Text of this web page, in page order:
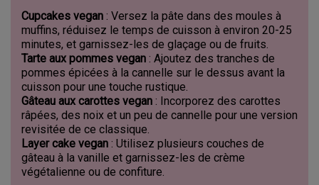
Cupcakes vegan : Versez la pâte dans des moules à
muffins, réduisez le temps de cuisson à environ 20-25
minutes, et garnissez-les de glaçage ou de fruits.
Tarte aux pommes vegan : Ajoutez des tranches de
pommes épicées à la cannelle sur le dessus avant la
cuisson pour une touche rustique.
Gâteau aux carottes vegan : Incorporez des carottes
râpées, des noix et un peu de cannelle pour une version
revisitée de ce classique.
Layer cake vegan : Utilisez plusieurs couches de
gâteau à la vanille et garnissez-les de crème
végétalienne ou de confiture.